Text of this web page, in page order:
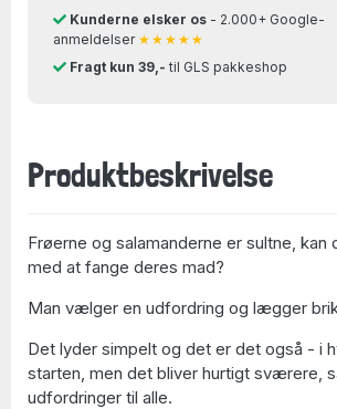
Kunderne elsker os- 2.000+ Google-
anmeldelser ★★★★★
Fragt kun 39,- til GLS pakkeshop
Produktbeskrivelse
Frøerne og salamanderne er sultne,
med at fange deres mad?
Man vælger en udfordring og lægger
Det lyder simpelt og det er det også - i
starten, men det bliver hurtigt sværere,
udfordringer til alle.